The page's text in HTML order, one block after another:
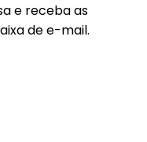
e receba as
de e-mail.